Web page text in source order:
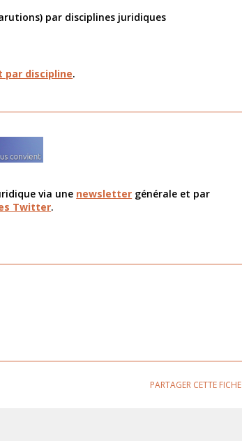
par disciplines juridiques
par discipline.
via une newsletter générale et par
Twitter.
PARTAGER CETTE FICHE